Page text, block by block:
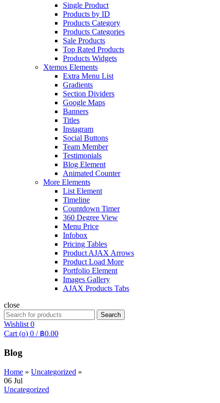
Single Product
Products by ID
Products Category
Products Categories
Sale Products
Top Rated Products
Products Widgets
Xtemos Elements
Extra Menu List
Gradients
Section Dividers
Google Maps
Banners
Titles
Instagram
Social Buttons
Team Member
Testimonials
Blog Element
Animated Counter
More Elements
List Element
Timeline
Countdown Timer
360 Degree View
Menu Price
Infobox
Pricing Tables
Product AJAX Arrows
Product Load More
Portfolio Element
Images Gallery
AJAX Products Tabs
close
Search
for:
Search
Wishlist 0
Cart (o) 0 / ฿0.00
Blog
Home » Uncategorized »
06 Jul
Uncategorized